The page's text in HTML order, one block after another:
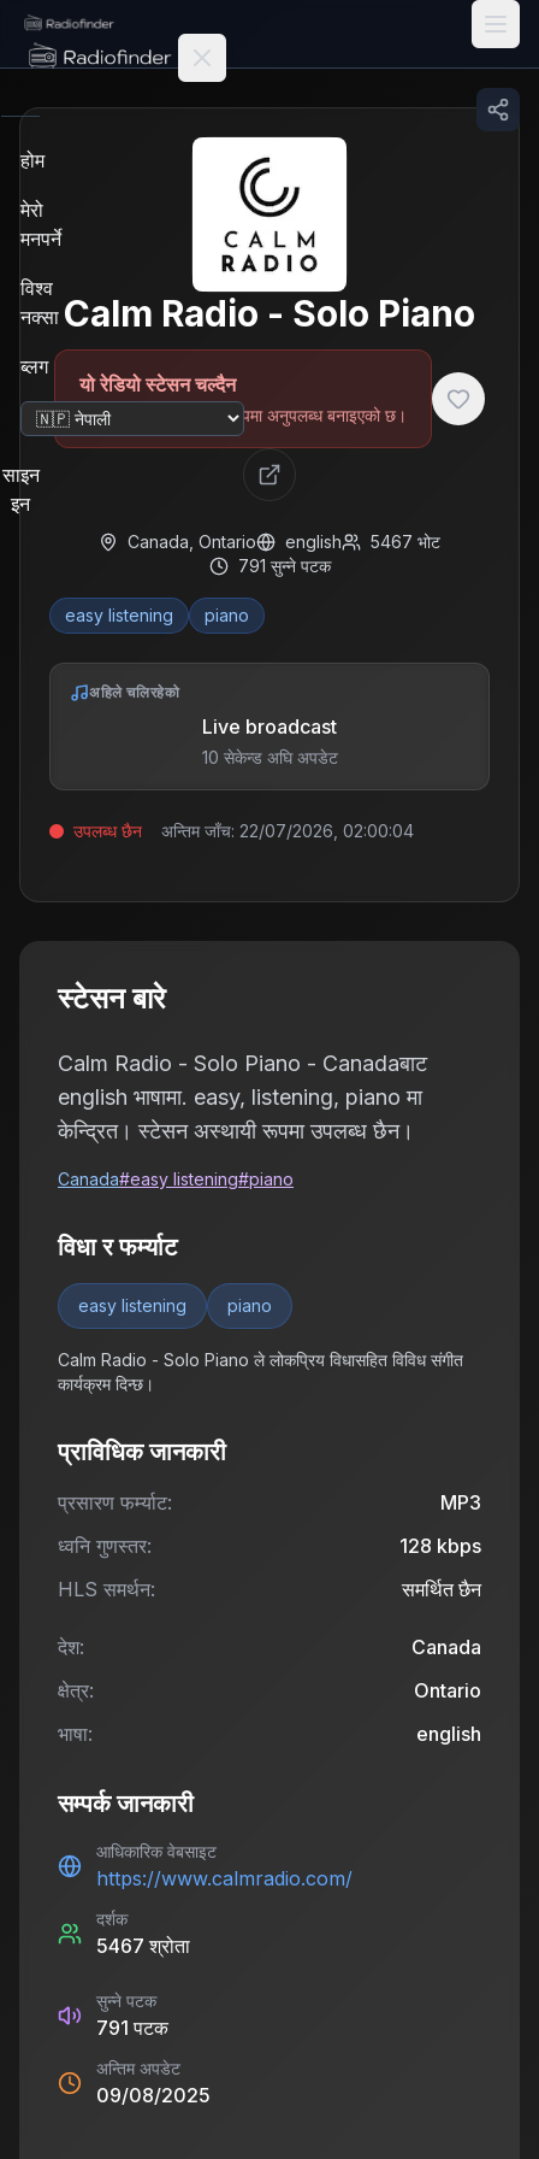
Radiofinder home
होम
मेरो
मनपर्ने
विश्व
नक्सा
ब्लग
भाषा परिवर्तन
साइन
इन
Calm Radio - Solo Piano
यो रेडियो स्टेसन चल्दैन
जाँचपछि स्टेसन अस्थायी रूपमा अनुपलब्ध बनाइएको छ।
Canada Ontario english 5467 भोट
791 सुन्ने पटक
easy listening piano
अहिले चलिरहेको
Live broadcast
10 सेकेन्ड अघि अपडेट
उपलब्ध छैन अन्तिम जाँच: 22/07/2026, 02:00:04
स्टेसन बारे
Calm Radio - Solo Piano - Canadaबाट
english भाषामा. easy, listening, piano मा
केन्द्रित। स्टेसन अस्थायी रूपमा उपलब्ध छैन।
Canada#easy listening#piano
विधा र फर्म्याट
easy listening piano
Calm Radio - Solo Piano ले लोकप्रिय विधासहित विविध संगीत
कार्यक्रम दिन्छ।
प्राविधिक जानकारी
प्रसारण फर्म्याट:
MP3
ध्वनि गुणस्तर:
128 kbps
HLS समर्थन:
समर्थित छैन
देश:
Canada
क्षेत्र:
Ontario
भाषा:
english
सम्पर्क जानकारी
आधिकारिक वेबसाइट
https://www.calmradio.com/
दर्शक
5467 श्रोता
सुन्ने पटक
791 पटक
अन्तिम अपडेट
09/08/2025